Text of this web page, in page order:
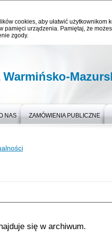
cookies, aby ułatwić
pamięci urządzenia. Pamiętaj, że
zgody.
NAS ZAMÓWIENIA PUBLICZNE
się w archiwum.